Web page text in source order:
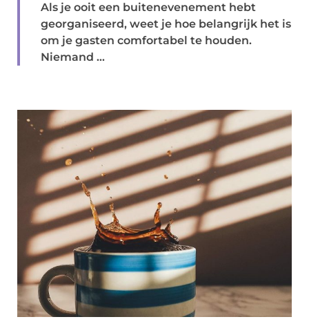
Als je ooit een buitenevenement hebt
georganiseerd, weet je hoe belangrijk het is
om je gasten comfortabel te houden.
Niemand ...